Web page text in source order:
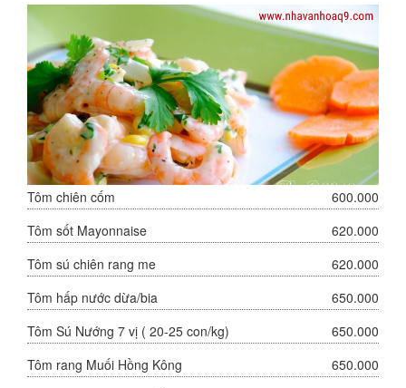
Tôm chiên cốm
600.000
Tôm sốt Mayonnaise
620.000
Tôm sú chiên rang me
620.000
Tôm hấp nước dừa/bia
650.000
Tôm Sú Nướng 7 vị ( 20-25 con/kg)
650.000
Tôm rang Muối Hồng Kông
650.000